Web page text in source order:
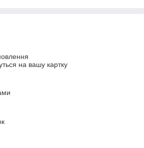
на вашу картку